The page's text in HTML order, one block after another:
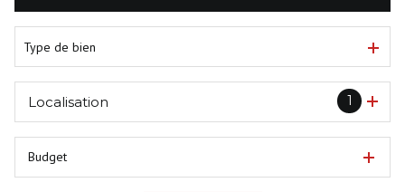
Type de bien
1
Localisation
Budget